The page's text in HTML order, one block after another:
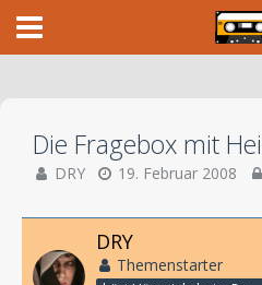
Die Fragebox mit
DRY 19. Februar 2008
DRY
Themenstarter